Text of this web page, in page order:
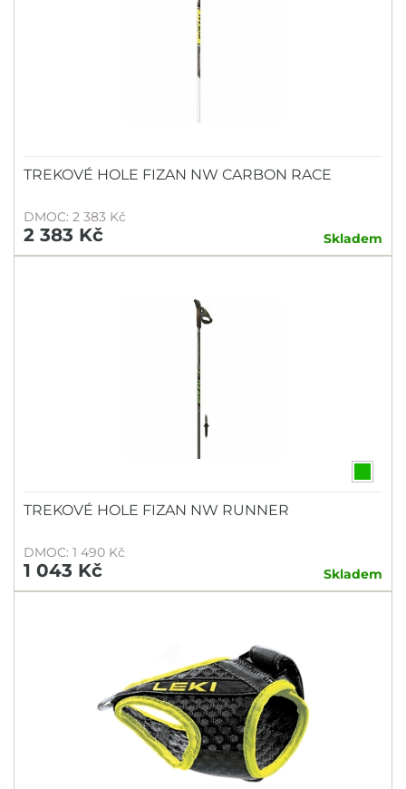
TREKOVÉ HOLE FIZAN NW CARBON RACE
DMOC: 2 383 Kč
2 383 Kč Skladem
TREKOVÉ HOLE FIZAN NW RUNNER
DMOC: 1 490 Kč
1 043 Kč Skladem